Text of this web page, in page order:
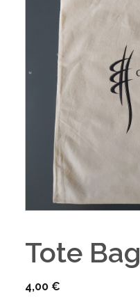
Tote Bag
4,00 €